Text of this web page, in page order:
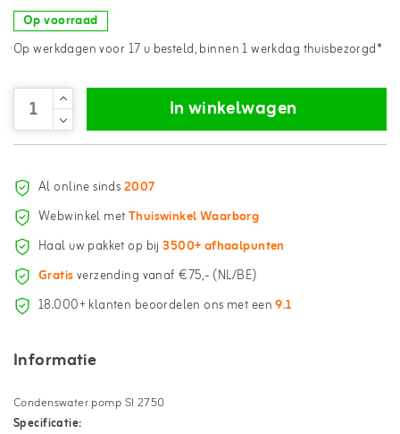
Op voorraad
Op werkdagen voor 17 u besteld, binnen 1 werkdag thuisbezorgd*
In winkelwagen
Al online sinds2007
Webwinkel metThuiswinkel Waarborg
Haal uw pakket op bij3500+ afhaalpunten
Gratisverzending vanaf €75,- (NL/BE)
18.000+ klanten beoordelen ons met een9.1
Informatie
Condenswater pomp SI 2750
Specificatie: